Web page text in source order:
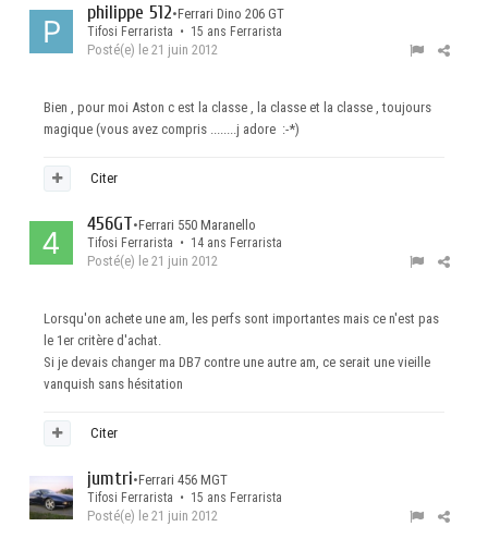
philippe 512•Ferrari Dino 206 GT
Tifosi Ferrarista • 15 ans Ferrarista
Posté(e) le 21 juin 2012
Bien , pour moi Aston c est la classe , la classe et la classe , toujours
magique (vous avez compris ........j adore :-*)
Citer
456GT•Ferrari 550 Maranello
Tifosi Ferrarista • 14 ans Ferrarista
Posté(e) le 21 juin 2012
Lorsqu'on achete une am, les perfs sont importantes mais ce n'est pas
le 1er critère d'achat.
Si je devais changer ma DB7 contre une autre am, ce serait une vieille
vanquish sans hésitation
Citer
jumtri•Ferrari 456 MGT
Tifosi Ferrarista • 15 ans Ferrarista
Posté(e) le 21 juin 2012